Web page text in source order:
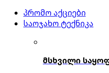
პრომო აქციები
საოჯახო ტექნიკა
მსხვილი